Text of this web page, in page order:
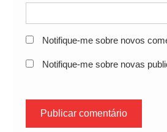
Notifique-me sobre novos
Notifique-me sobre novas